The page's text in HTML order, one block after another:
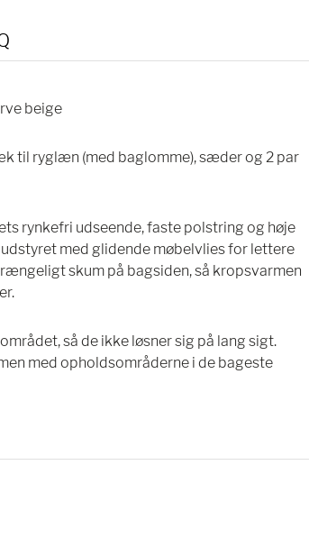
beige
til ryglæn (med baglomme), sæder og 2 par
rynkefri udseende, faste polstring og høje
med glidende møbelvlies for lettere
skum på bagsiden, så kropsvarmen
så de ikke løsner sig på lang sigt.
med opholdsområderne i de bageste